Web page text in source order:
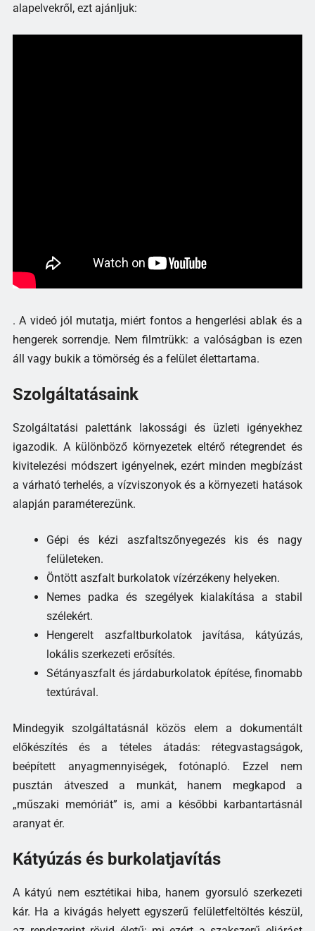
alapelvekről, ezt ajánljuk:
. A videó jól mutatja, miért fontos a hengerlési ablak és a
hengerek sorrendje. Nem filmtrükk: a valóságban is ezen
áll vagy bukik a tömörség és a felület élettartama.
Szolgáltatásaink
Szolgáltatási palettánk lakossági és üzleti igényekhez
igazodik. A különböző környezetek eltérő rétegrendet és
kivitelezési módszert igényelnek, ezért minden megbízást
a várható terhelés, a vízviszonyok és a környezeti hatások
alapján paraméterezünk.
Gépi és kézi aszfaltszőnyegezés kis és nagy
felületeken.
Öntött aszfalt burkolatok vízérzékeny helyeken.
Nemes padka és szegélyek kialakítása a stabil
szélekért.
Hengerelt aszfaltburkolatok javítása, kátyúzás,
lokális szerkezeti erősítés.
Sétányaszfalt és járdaburkolatok építése, finomabb
textúrával.
Mindegyik szolgáltatásnál közös elem a dokumentált
előkészítés és a tételes átadás: rétegvastagságok,
beépített anyagmennyiségek, fotónapló. Ezzel nem
pusztán átveszed a munkát, hanem megkapod a
„műszaki memóriát” is, ami a későbbi karbantartásnál
aranyat ér.
Kátyúzás és burkolatjavítás
A kátyú nem esztétikai hiba, hanem gyorsuló szerkezeti
kár. Ha a kivágás helyett egyszerű felületfeltöltés készül,